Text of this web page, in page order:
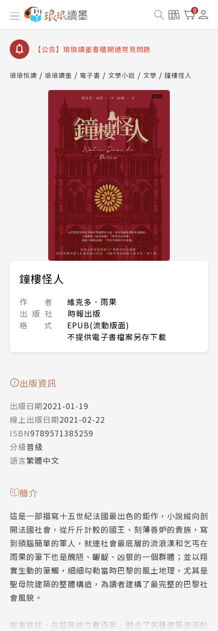
0
【公告】因 Readmoo 讀墨系統維護中，本站同步暫
停部分閱讀服務
【公告】琅琅讀墨數位閱讀資產合併與書櫃開通申請
【公告】琅琅讀墨書櫃開通常見問題
請圖文教學
查詢
【公告】因 Readmoo 讀墨系統維護中，本站同步暫
停部分閱讀服務
琅琅悅讀 琅琅讀墨 電子書 文學小說 文學 鐘樓怪人
鐘樓怪人
作 者
維克多．雨果
出 版 社
時報出版
格 式
EPUB(流動版面)
不提供電子書檔案另存下載
出版資訊
出版日期2021-01-19
線上出版日期2021-02-22
ISBN9789571385259
分級普級
語言繁體中文
簡介
這是一部描寫十五世紀法國最出色的鉅作，小說縱向剖
開法國社會，從斤斤計較的國王、刻薄善妒的貴族，寫
到頭腦簡單的軍人，就連社會最底層的流浪漢和乞丐在
雨果的筆下也是醜陋、齷齪、凶狠的一個群體；並以翔
實生動的筆觸，細細勾勒當時巴黎的風土地理，尤其是
聖母院建築的整體構造，為讀者建構了最完整的巴黎社
會風貌。
故事敘述，在這座屹立數百年、融合了各種建築流派於